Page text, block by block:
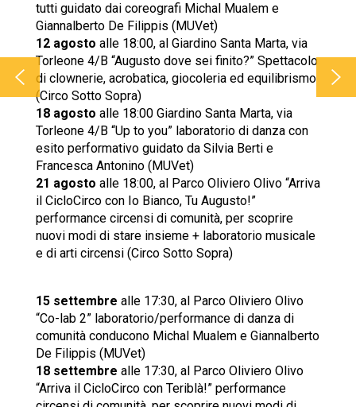
tutti guidato dai coreografi Michal Mualem e
Giannalberto De Filippis (MUVet)
12 agosto alle 18:00, al Giardino Santa Marta, via
Torleone 4/B “Augusto dove sei finito?” Spettacolo
di clownerie, acrobatica, giocoleria ed equilibrismo
(Circo Sotto Sopra)
18 agosto alle 18:00 Giardino Santa Marta, via
Torleone 4/B “Up to you” laboratorio di danza con
esito performativo guidato da Silvia Berti e
Francesca Antonino (MUVet)
21 agosto alle 18:00, al Parco Oliviero Olivo “Arriva
il CicloCirco con Io Bianco, Tu Augusto!”
performance circensi di comunità, per scoprire
nuovi modi di stare insieme + laboratorio musicale
e di arti circensi (Circo Sotto Sopra)
15 settembre alle 17:30, al Parco Oliviero Olivo
“Co-lab 2” laboratorio/performance di danza di
comunità conducono Michal Mualem e Giannalberto
De Filippis (MUVet)
18 settembre alle 17:30, al Parco Oliviero Olivo
“Arriva il CicloCirco con Teriblà!” performance